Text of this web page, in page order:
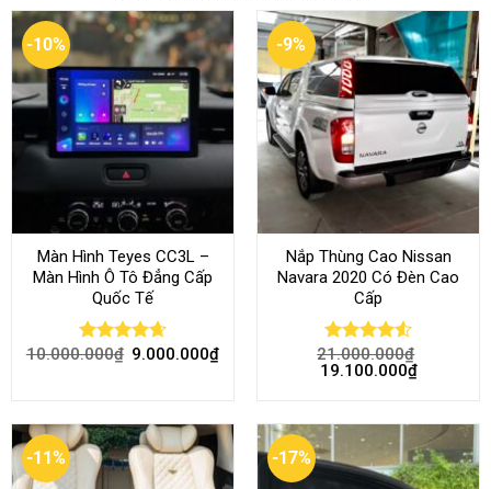
-10%
Màn Hình Teyes CC3L –
Màn Hình Ô Tô Đẳng Cấp
Quốc Tế
Rated 4.68
10.000.000₫ 9.000.000₫
-9%
Nắp Thùng Cao Nissan
Navara 2020 Có Đèn Cao
Cấp
Rated4.52
out of 5
21.000.000₫
19.100.000₫
-11% -17%